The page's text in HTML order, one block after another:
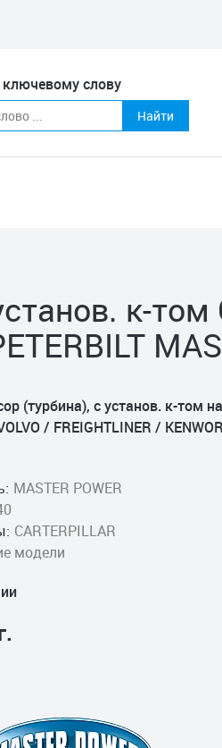
ключевому слову
Найти
к-том
(турбина), с установ. к-том
/ FREIGHTLINER /
MASTER POWER
CARTERPILLAR
модели